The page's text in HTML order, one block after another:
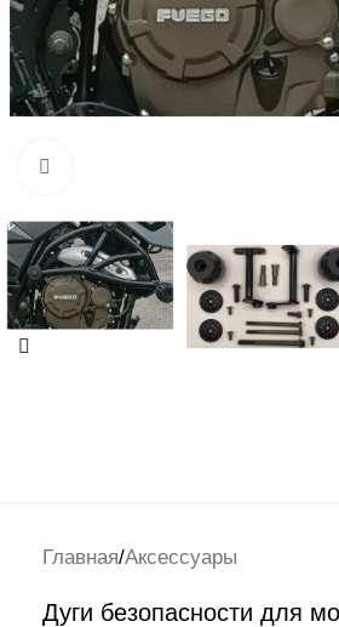
Главная/Аксессуары
Дуги безопасности для